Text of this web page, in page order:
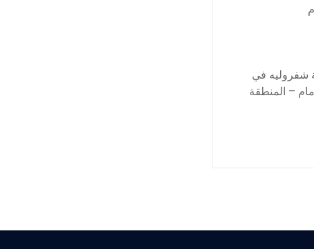
شفروليه في
– المنطقة